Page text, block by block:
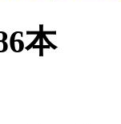
本